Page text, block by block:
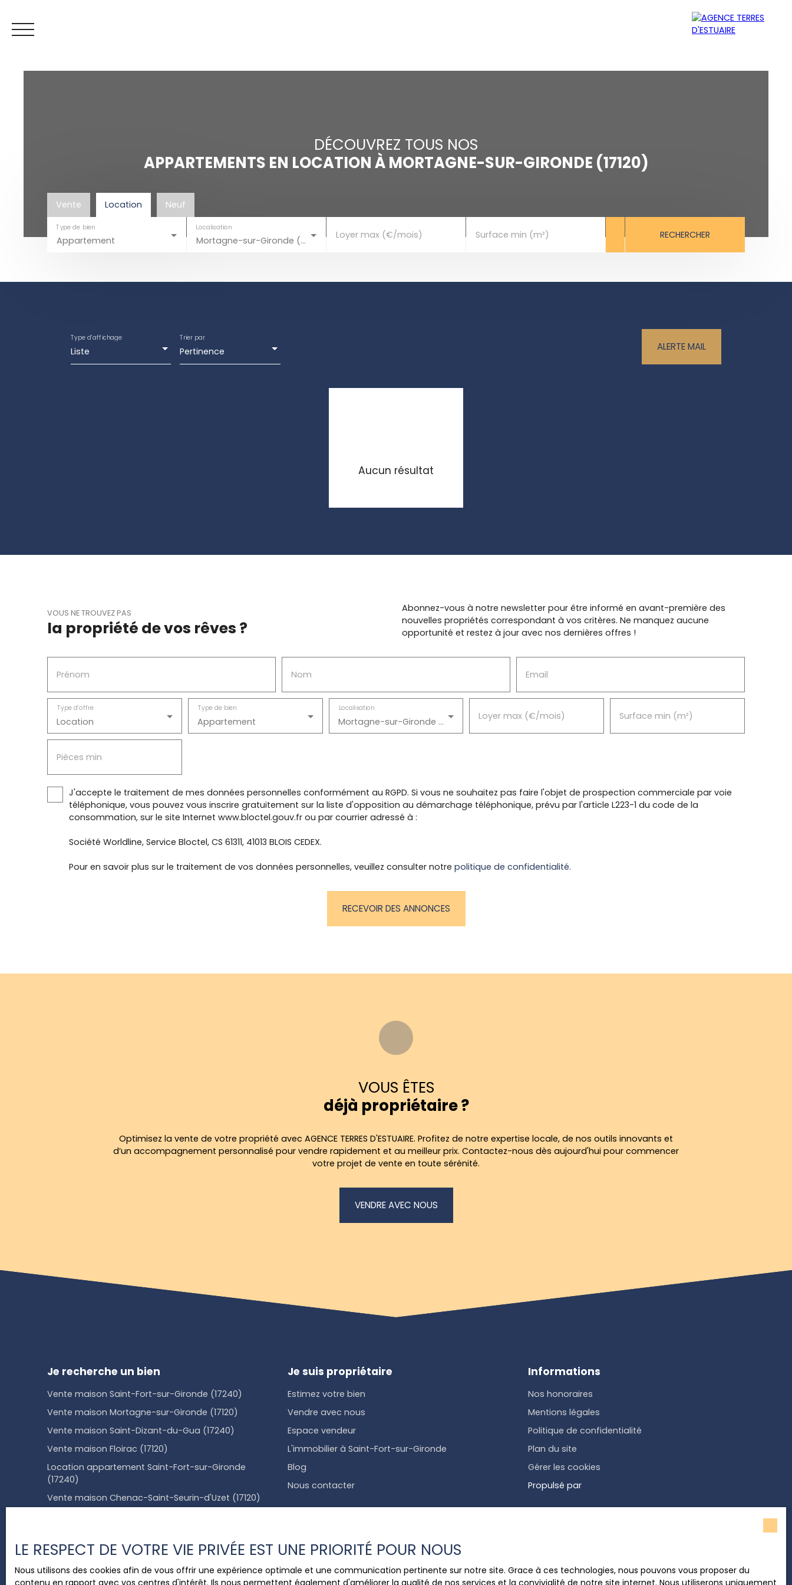
DÉCOUVREZ TOUS NOS
APPARTEMENTS EN LOCATION À MORTAGNE-SUR-GIRONDE (17120)
Vente Location Neuf
Appartement
Type de bien
Mortagne-sur-Gironde (17120)
Localisation
Loyer max (€/mois) Surface min (m²) RECHERCHER
Liste
Type d'affichage
Pertinence
Trier par
ALERTE MAIL
Aucun résultat
VOUS NE TROUVEZ PAS
la propriété de vos rêves ?
Abonnez-vous à notre newsletter pour être informé en avant-première des
nouvelles propriétés correspondant à vos critères. Ne manquez aucune
opportunité et restez à jour avec nos dernières offres !
Prénom Nom Email
Location
Type d'offre
Appartement
Type de bien
Mortagne-sur-Gironde (17120)
Localisation
Loyer max (€/mois) Surface min (m²)
Pièces min
J'accepte le traitement de mes données personnelles conformément au RGPD. Si vous ne souhaitez pas faire l'objet de prospection commerciale par voie
téléphonique, vous pouvez vous inscrire gratuitement sur la liste d'opposition au démarchage téléphonique, prévu par l'article L223-1 du code de la
consommation, sur le site Internet www.bloctel.gouv.fr ou par courrier adressé à :
Société Worldline, Service Bloctel, CS 61311, 41013 BLOIS CEDEX.
Pour en savoir plus sur le traitement de vos données personnelles, veuillez consulter notre politique de confidentialité.
RECEVOIR DES ANNONCES
VOUS ÊTES
déjà propriétaire ?
Optimisez la vente de votre propriété avec AGENCE TERRES D'ESTUAIRE. Profitez de notre expertise locale, de nos outils innovants et
d’un accompagnement personnalisé pour vendre rapidement et au meilleur prix. Contactez-nous dès aujourd'hui pour commencer
votre projet de vente en toute sérénité.
VENDRE AVEC NOUS
Je recherche un bien
Vente maison Saint-Fort-sur-Gironde (17240)
Vente maison Mortagne-sur-Gironde (17120)
Vente maison Saint-Dizant-du-Gua (17240)
Vente maison Floirac (17120)
Location appartement Saint-Fort-sur-Gironde
(17240)
Vente maison Chenac-Saint-Seurin-d'Uzet (17120)
Je suis propriétaire
Estimez votre bien
Vendre avec nous
Espace vendeur
L'immobilier à Saint-Fort-sur-Gironde
Blog
Nous contacter
Informations
Nos honoraires
Mentions légales
Politique de confidentialité
Plan du site
Gérer les cookies
Propulsé par
+33 6 78 83 95 26
LE RESPECT DE VOTRE VIE PRIVÉE EST UNE PRIORITÉ POUR NOUS
Nous utilisons des cookies afin de vous offrir une expérience optimale et une communication pertinente sur notre site. Grace à ces technologies, nous pouvons vous proposer du
contenu en rapport avec vos centres d'intérêt. Ils nous permettent également d'améliorer la qualité de nos services et la convivialité de notre site internet. Nous utiliserons uniquement